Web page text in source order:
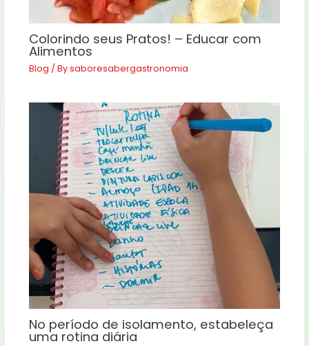
Colorindo seus Pratos! – Educar com
Alimentos
Blog / Bysaboresabergastronomia
No período de isolamento, estabeleça
uma rotina diária